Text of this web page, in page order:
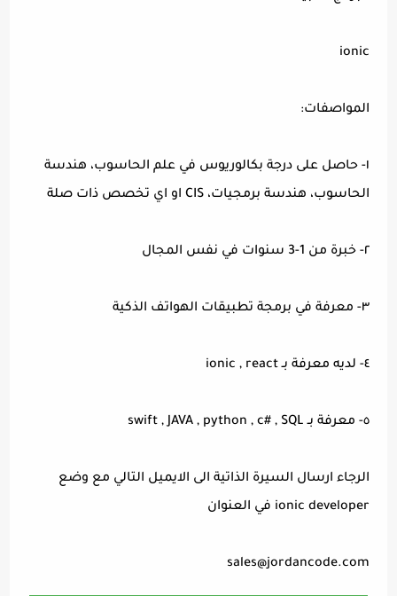
ionic
المواصفات:
١- حاصل على درجة بكالوريوس في علم الحاسوب، هندسة
الحاسوب، هندسة برمجيات، CIS او اي تخصص ذات صلة
٢- خبرة من 1-3 سنوات في نفس المجال
٣- معرفة في برمجة تطبيقات الهواتف الذكية
٤- لديه معرفة بـ ionic , react
٥- معرفة بـ swift , JAVA , python , c# , SQL
الرجاء ارسال السيرة الذاتية الى الايميل التالي مع وضع
ionic developer في العنوان
sales@jordancode.com